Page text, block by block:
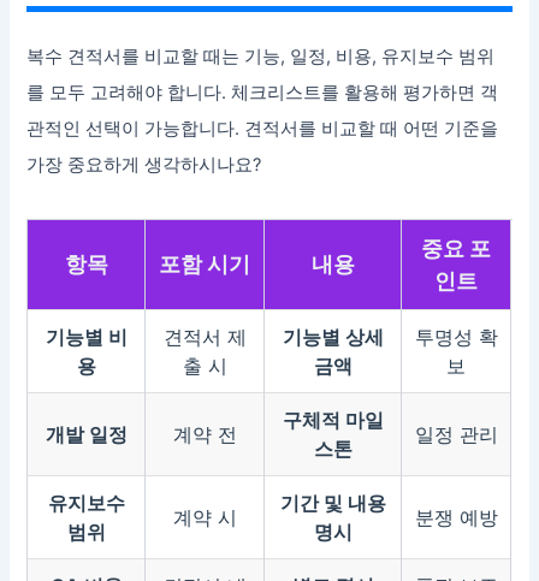
복수 견적서를 비교할 때는 기능, 일정, 비용, 유지보수 범위
를 모두 고려해야 합니다. 체크리스트를 활용해 평가하면 객
관적인 선택이 가능합니다. 견적서를 비교할 때 어떤 기준을
가장 중요하게 생각하시나요?
항목 포함 시기 내용
중요 포
인트
기능별 비
용
견적서 제
출 시
기능별 상세
금액
투명성 확
보
개발 일정 계약 전
구체적 마일
스톤
일정 관리
유지보수
범위
계약 시
기간 및 내용
명시
분쟁 예방